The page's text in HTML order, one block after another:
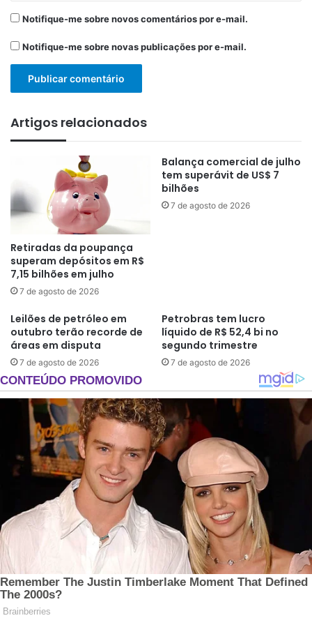
Notifique-me sobre novos comentários por e-mail.
Notifique-me sobre novas publicações por e-mail.
Artigos relacionados
Retiradas da poupança
superam depósitos em R$
7,15 bilhões em julho
7 de agosto de 2026
Balança comercial de julho
tem superávit de US$ 7
bilhões
7 de agosto de 2026
Leilões de petróleo em
outubro terão recorde de
áreas em disputa
7 de agosto de 2026
Petrobras tem lucro
líquido de R$ 52,4 bi no
segundo trimestre
7 de agosto de 2026